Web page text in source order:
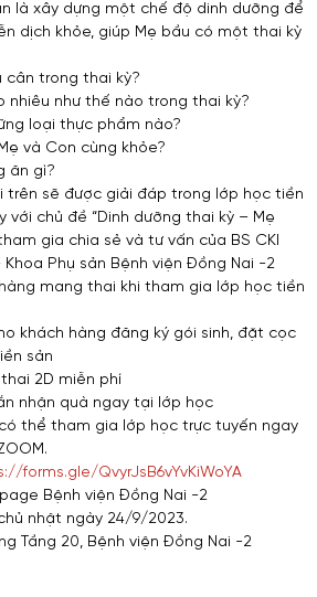
là xây dựng một chế độ dinh dưỡng để
dịch khỏe, giúp Mẹ bầu có một thai kỳ
cân trong thai kỳ?
nhiêu như thế nào trong thai kỳ?
loại thực phẩm nào?
và Con cùng khỏe?
ăn gì?
trên sẽ được giải đáp trong lớp học tiền
với chủ đề “Dinh dưỡng thai kỳ – Mẹ
gia chia sẻ và tư vấn của BS CKI
Khoa Phụ sản Bệnh viện Đồng Nai -2
mang thai khi tham gia lớp học tiền
khách hàng đăng ký gói sinh, đặt cọc
sản
2D miễn phí
nhận quà ngay tại lớp học
thể tham gia lớp học trực tuyến ngay
forms.gle/QvyrJsB6vYvKiWoYA
Bệnh viện Đồng Nai -2
nhật ngày 24/9/2023.
Tầng 20, Bệnh viện Đồng Nai -2